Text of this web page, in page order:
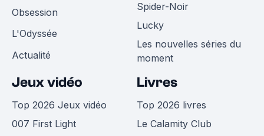
Obsession
L'Odyssée
Actualité
Spider-Noir
Lucky
Les nouvelles séries du
moment
Jeux vidéo
Top 2026 Jeux vidéo
007 First Light
Livres
Top 2026 livres
Le Calamity Club